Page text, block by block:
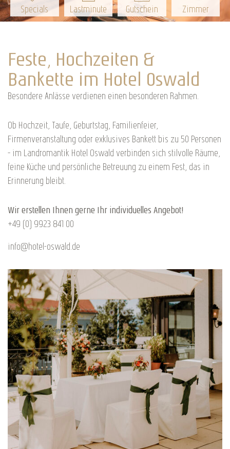
Specials Lastminute Gutschein Zimmer
Feste, Hochzeiten &
Bankette im Hotel Oswald
Besondere Anlässe verdienen einen besonderen Rahmen.
Ob Hochzeit, Taufe, Geburtstag, Familienfeier,
Firmenveranstaltung oder exklusives Bankett bis zu 50 Personen
– im Landromantik Hotel Oswald verbinden sich stilvolle Räume,
feine Küche und persönliche Betreuung zu einem Fest, das in
Erinnerung bleibt.
Wir erstellen Ihnen gerne Ihr individuelles Angebot!
+49 (0) 9923 841 00
info@hotel-oswald.de